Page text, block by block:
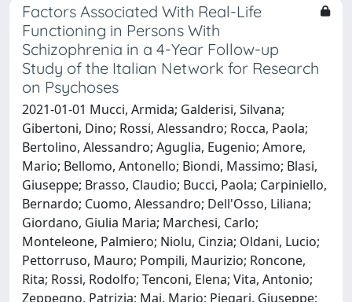
Factors Associated With Real-Life
Functioning in Persons With
Schizophrenia in a 4-Year Follow-up
Study of the Italian Network for Research
on Psychoses
2021-01-01 Mucci, Armida; Galderisi, Silvana;
Gibertoni, Dino; Rossi, Alessandro; Rocca, Paola;
Bertolino, Alessandro; Aguglia, Eugenio; Amore,
Mario; Bellomo, Antonello; Biondi, Massimo; Blasi,
Giuseppe; Brasso, Claudio; Bucci, Paola; Carpiniello,
Bernardo; Cuomo, Alessandro; Dell'Osso, Liliana;
Giordano, Giulia Maria; Marchesi, Carlo;
Monteleone, Palmiero; Niolu, Cinzia; Oldani, Lucio;
Pettorruso, Mauro; Pompili, Maurizio; Roncone,
Rita; Rossi, Rodolfo; Tenconi, Elena; Vita, Antonio;
Zeppegno, Patrizia; Maj, Mario; Piegari, Giuseppe;